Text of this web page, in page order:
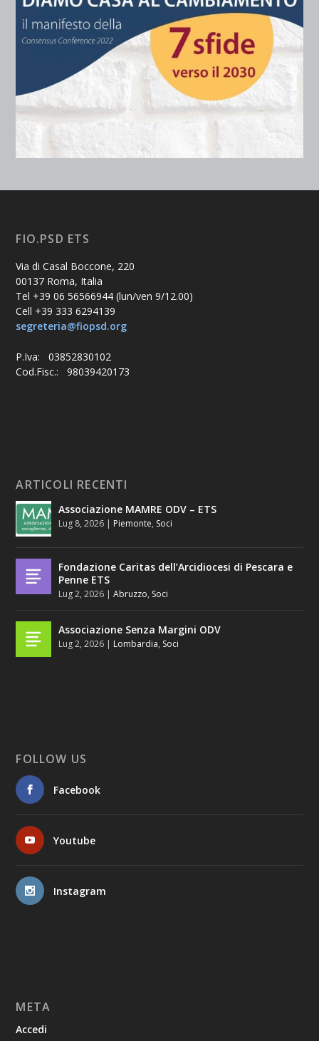
FIO.PSD ETS
Via di Casal Boccone, 220
00137 Roma, Italia
Tel +39 06 56566944 (lun/ven 9/12.00)
Cell +39 333 6294139
segreteria@fiopsd.org
P.Iva: 03852830102
Cod.Fisc.: 98039420173
ARTICOLI RECENTI
Associazione MAMRE ODV – ETS
Lug 8, 2026 | Piemonte, Soci
Fondazione Caritas dell’Arcidiocesi di Pescara e
Penne ETS
Lug 2, 2026 |Abruzzo, Soci
Associazione Senza Margini ODV
Lug 2, 2026 | Lombardia, Soci
FOLLOW US
Facebook
Youtube
Instagram
META
Accedi